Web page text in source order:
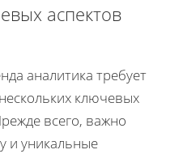
аспектов
аналитика требует
ключевых
всего, важно
и уникальные